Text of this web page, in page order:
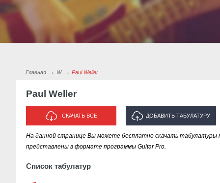
Главная W Paul Weller
Paul Weller
СКАЧАТЬ ВСЕ ДОБАВИТЬ ТАБУЛАТУРУ
ИСПОЛНИТЕЛЯ "PAUL WELLER"
На данной странице Вы можете бесплатно скачать табулатуры
представлены в формате программы Guitar Pro.
Список табулатур